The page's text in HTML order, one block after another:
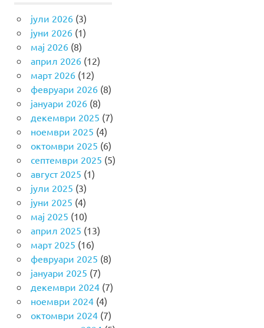
јули 2026(3)
јуни 2026(1)
мај 2026(8)
април 2026(12)
март 2026(12)
февруари 2026(8)
јануари 2026(8)
декември 2025 (7)
ноември 2025 (4)
октомври 2025 (6)
септември 2025 (5)
август 2025 (1)
јули 2025 (3)
јуни 2025 (4)
мај 2025 (10)
април 2025 (13)
март 2025 (16)
февруари 2025 (8)
јануари 2025 (7)
декември 2024(7)
ноември 2024(4)
октомври 2024(7)